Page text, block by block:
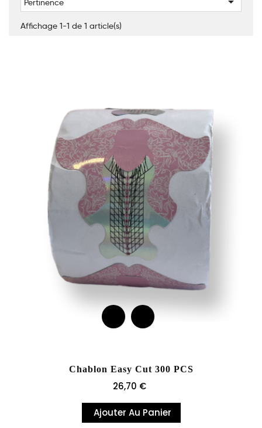
Pertinence
Affichage 1-1 de 1 article(s)
Chablon Easy Cut 300 PCS
Prix
26,70 €
Ajouter Au Panier